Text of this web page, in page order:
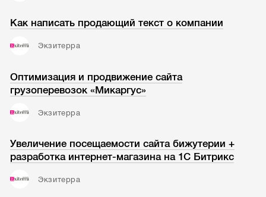
Как написать продающий текст о компании
Экзитерра
Оптимизация и продвижение сайта
грузоперевозок «Микаргус»
Экзитерра
Увеличение посещаемости сайта бижутерии +
разработка интернет-магазина на 1С Битрикс
Экзитерра